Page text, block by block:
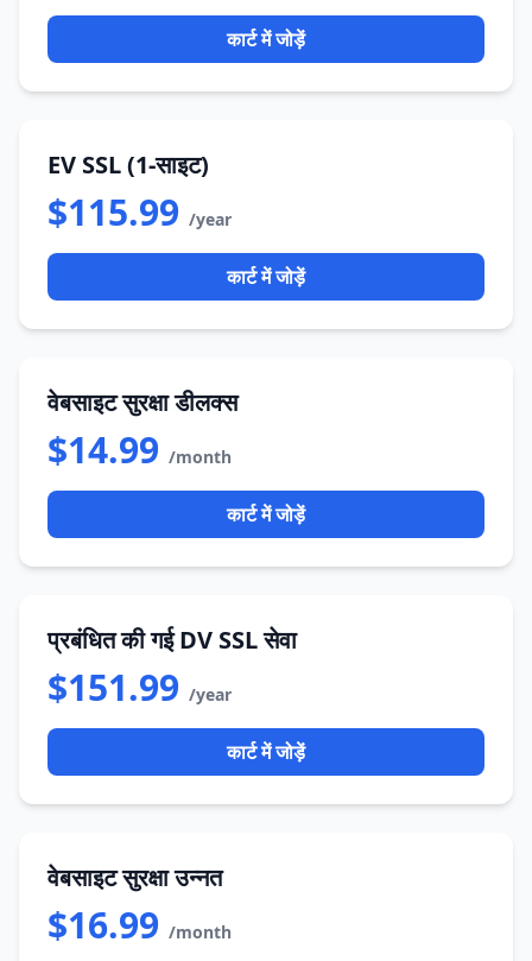
कार्ट में जोड़ें
EV SSL (1-साइट)
$115.99 /year
कार्ट में जोड़ें
वेबसाइट सुरक्षा डीलक्स
$14.99 /month
कार्ट में जोड़ें
प्रबंधित की गई DV SSL सेवा
$151.99 /year
कार्ट में जोड़ें
वेबसाइट सुरक्षा उन्नत
$16.99 /month